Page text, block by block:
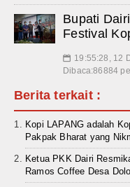
Bupati
Festival
📅 19:55:28, 12
Dibaca:86884
Berita terkait :
Kopi LAPANG adalah
Pakpak Bharat yang
Ketua PKK Dairi
Ramos Coffee Desa